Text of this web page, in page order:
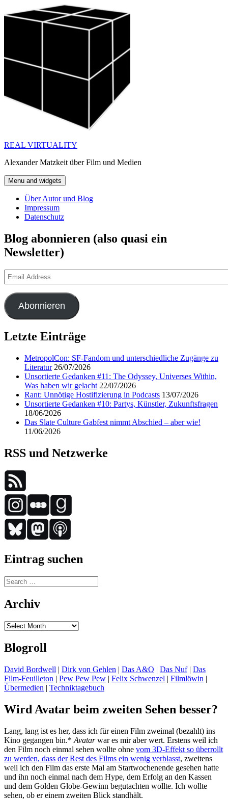
to
REAL VIRTUALITY
Alexander Matzkeit über Film und Medien
Menu and widgets
Über Autor und Blog
Impressum
Datenschutz
Blog abonnieren (also quasi ein
Newsletter)
Email
Address
Abonnieren
Letzte Einträge
MetropolCon: SF-Fandom und unterschiedliche Zugänge zu
Literatur 26/07/2026
Unsortierte Gedanken #11: The Odyssey, Universes Within,
Was haben wir gelacht 22/07/2026
Rant: Unnötige Hostifizierung in Podcasts 13/07/2026
Unsortierte Gedanken #10: Partys, Künstler, Zukunftsfragen
18/06/2026
Das Slate Culture Gabfest nimmt Abschied – aber wie!
11/06/2026
RSS und Netzwerke
Eintrag suchen
Search
for:
Archiv
Archiv
Blogroll
David Bordwell | Dirk von Gehlen | Das A&O | Das Nuf| Das
Film-Feuilleton | Pew Pew Pew | Felix Schwenzel | Filmlöwin |
Übermedien | Techniktagebuch
Wird Avatar beim zweiten Sehen besser?
Lang, lang ist es her, dass ich für einen Film zweimal (bezahlt) ins
Kino gegangen bin.* Avatarwar es mir aber wert. Erstens weil ich
den Film noch einmal sehen wollte ohne vom 3D-Effekt so überrollt
zu werden, dass der Rest des Films ein wenig verblasst, zweitens
weil ich den Film das erste Mal am Startwochenende gesehen hatte
und ihn noch einmal nach dem Hype, dem Erfolg an den Kassen
und dem Golden Globe-Gewinn begutachten wollte. Ich wollte
sehen, ob er einem zweiten Blick standhält.